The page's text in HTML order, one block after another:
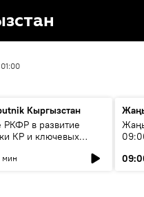
01:00
Кыргызстан
РКФР в развитие
КР и ключевых
мин